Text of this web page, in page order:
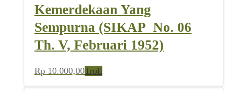
Kemerdekaan Yang
Sempurna (SIKAP_No. 06
Th. V, Februari 1952)
Rp 10.000,00Troli